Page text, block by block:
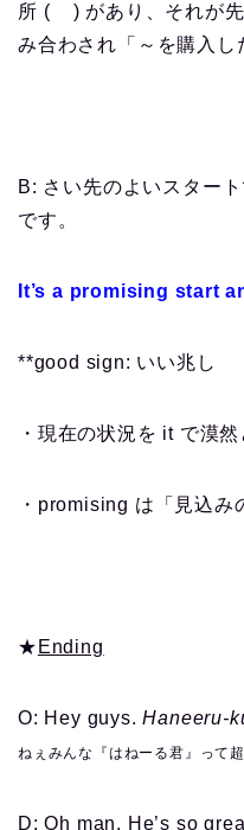
所 ( ) があり、それが
み合わされ「～を購入し
B: さい先のよいスター
です。
It’s a promising start
**good sign: いい兆し
・現在の状況を it で漠
・promising は「見込み
★ Ending
O: Hey guys.Haneeru-
ねぇみんな『はねーる君』って
D: Oh man. He’s so